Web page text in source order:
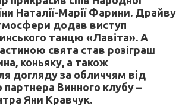
Наталії-Марії Фарини. Драйву
додав виступ
танцю «Лавіта». А
свята став розіграш
коньяку, а також
догляду за обличчям від
Винного клубу –
Яни Кравчук.